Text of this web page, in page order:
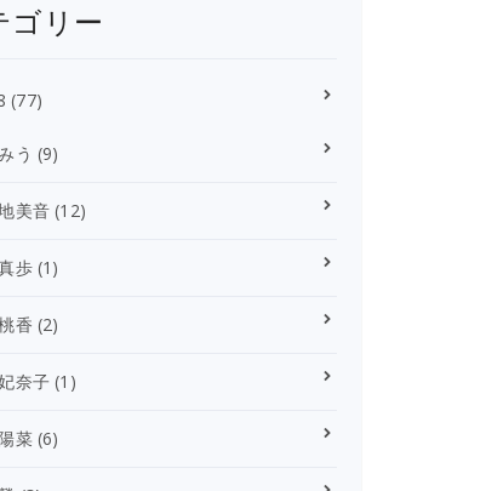
ゴリー
(77)
う (9)
美音 (12)
歩(1)
香 (2)
奈子 (1)
菜(6)